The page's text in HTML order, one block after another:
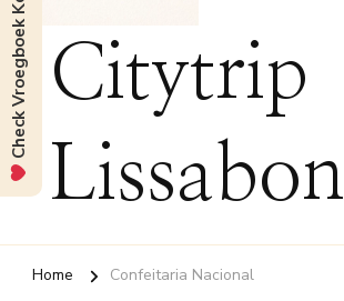
Citytrip
Lissabon
Home Confeitaria Nacional
Check Vroegboek Korting